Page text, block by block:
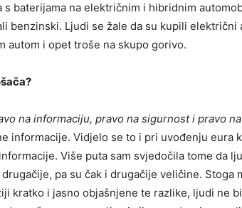
baterijama na električnim i hibridnim
benzinski. Ljudi se žale da su kupili električni
autom i opet troše na skupo gorivo.
na informaciju, pravo na sigurnost i pravo
informacije. Vidjelo se to i pri uvođenju eura
Više puta sam svjedočila tome da
pa su čak i drugačije veličine. Stoga
kratko i jasno objašnjene te razlike, ljudi ne